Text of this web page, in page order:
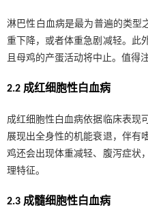
淋巴性白血病是最为普遍的类型
重下降，或者体重急剧减轻。此
且母鸡的产蛋活动将中止。值得
2.2 成红细胞性白血病
成红细胞性白血病依据临床表现
展现出全身性的机能衰退，伴有
鸡还会出现体重减轻、腹泻症状
理特征。
2.3 成髓细胞性白血病